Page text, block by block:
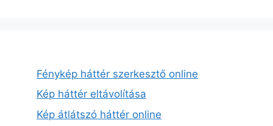
Fénykép háttér szerkesztő online
Kép háttér eltávolítása
Kép átlátszó háttér online